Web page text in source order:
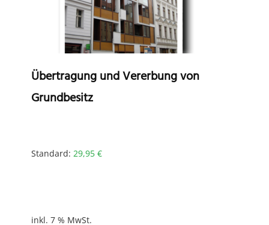
Übertragung und Vererbung von
Grundbesitz
Standard: 29,95 €
inkl. 7 % MwSt.